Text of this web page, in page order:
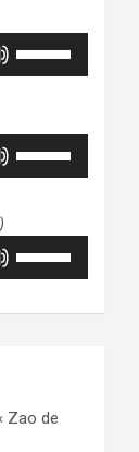
pour
augmenter
ou
volume.
pour
augmenter
ou
volume.
pour
augmenter
ou
haut/bas
le
Zao de